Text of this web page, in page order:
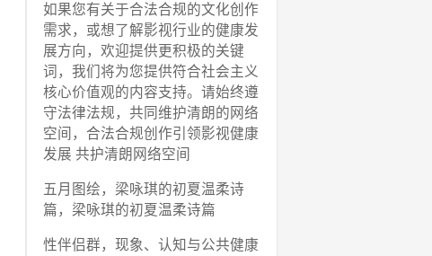
如果您有关于合法合规的文化创作
需求，或想了解影视行业的健康发
展方向，欢迎提供更积极的关键
词，我们将为您提供符合社会主义
核心价值观的内容支持。请始终遵
守法律法规，共同维护清朗的网络
空间，合法合规创作引领影视健康
发展 共护清朗网络空间
五月图绘，梁咏琪的初夏温柔诗
篇，梁咏琪的初夏温柔诗篇
性伴侣群，现象、认知与公共健康